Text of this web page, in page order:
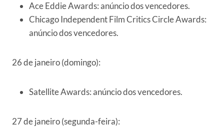
Ace Eddie Awards: anúncio dos vencedores.
Chicago Independent Film Critics Circle Awards:
anúncio dos vencedores.
26 de janeiro (domingo):
Satellite Awards: anúncio dos vencedores.
27 de janeiro (segunda-feira):